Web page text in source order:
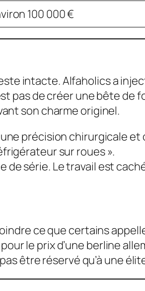
100 000 €
intacte. Alfaholics a
pas de créer une bête de
son charme originel.
précision chirurgicale
sur roues ».
de série. Le travail est
ce que certains
le prix d’une berline
être réservé qu’à une